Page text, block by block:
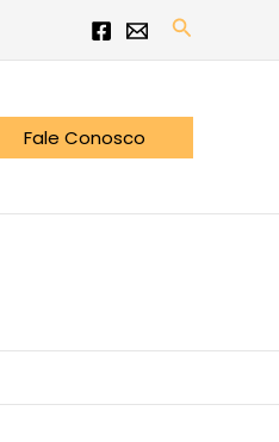
Pesquisar
Fale Conosco